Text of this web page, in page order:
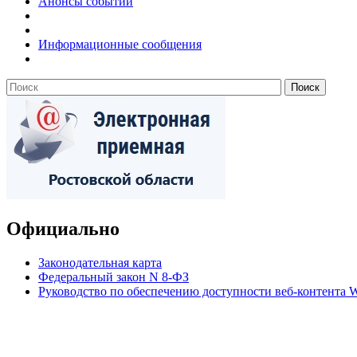
Информационные сообщения
Официально
Законодательная карта
Федеральный закон N 8-ФЗ
Руководство по обеспечению доступности веб-контента